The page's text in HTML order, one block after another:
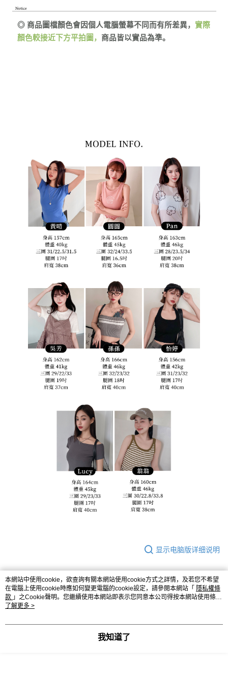
◎ 商品圖檔顏色會因個人電腦螢幕不同而有所差異， 實際
顏色較接近下方平拍圖， 商品皆以實品為準。
显示电脑版详细说明
客服
｜秋冬出清５折起
本網站中使用cookie，欲查詢有關本網站使用cookie方式之詳情，及若您不希望
在電腦上使用cookie時應如何變更電腦的cookie設定，請參閱本網站「 隱私權條
款 」之Cookie聲明。您繼續使用本網站即表示您同意本公司得按本網站使用條款
之Cookie聲明使用cookie。
了解更多 >
我知道了